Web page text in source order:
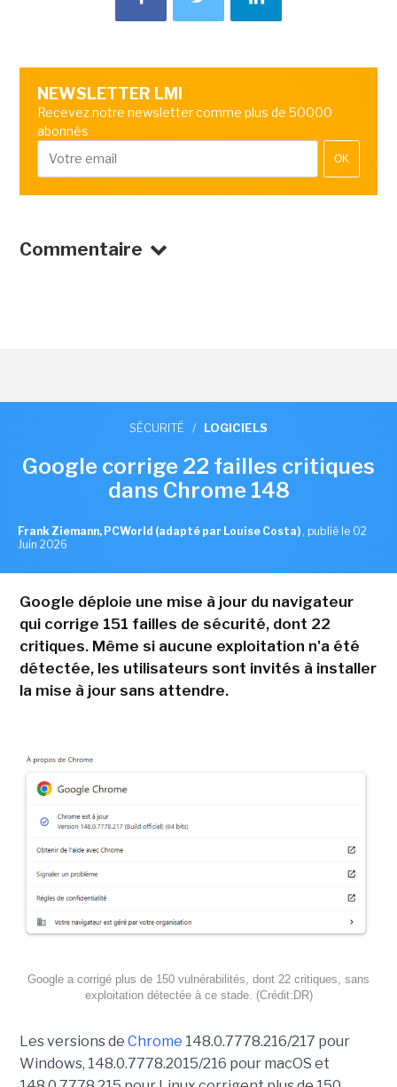
NEWSLETTER LMI
Recevez notre newsletter comme plus de 50000
abonnés
OK
Commentaire
SÉCURITÉ / LOGICIELS
Google corrige 22 failles critiques
dans Chrome 148
Frank Ziemann, PCWorld (adapté par Louise Costa) , publié le 02
Juin 2026
Google déploie une mise à jour du navigateur
qui corrige 151 failles de sécurité, dont 22
critiques. Même si aucune exploitation n'a été
détectée, les utilisateurs sont invités à installer
la mise à jour sans attendre.
Google a corrigé plus de 150 vulnérabilités, dont 22 critiques, sans
exploitation détectée à ce stade. (Crédit:DR)
Les versions de Chrome 148.0.7778.216/217 pour
Windows, 148.0.7778.2015/216 pour macOS et